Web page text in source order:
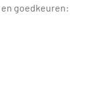
goedkeuren: